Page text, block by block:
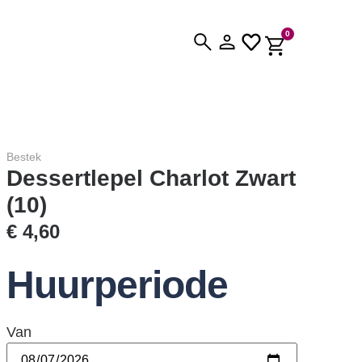
0
Bestek
Dessertlepel Charlot Zwart
(10)
€4,60
Huurperiode
Van